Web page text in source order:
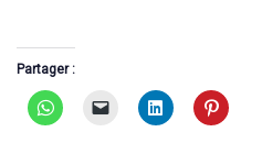
Partager :